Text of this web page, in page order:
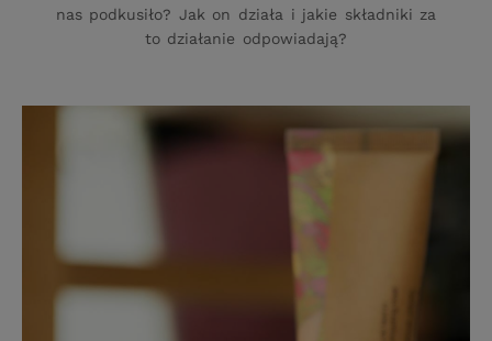
nas podkusiło? Jak on działa i jakie składniki za
to działanie odpowiadają?